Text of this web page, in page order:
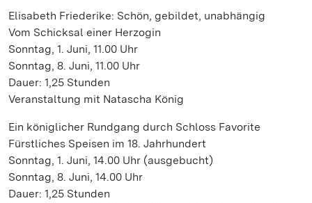
Elisabeth Friederike: Schön, gebildet, unabhängig
Vom Schicksal einer Herzogin
Sonntag, 1. Juni, 11.00 Uhr
Sonntag, 8. Juni, 11.00 Uhr
Dauer: 1,25 Stunden
Veranstaltung mit Natascha König
Ein königlicher Rundgang durch Schloss Favorite
Fürstliches Speisen im 18. Jahrhundert
Sonntag, 1. Juni, 14.00 Uhr (ausgebucht)
Sonntag, 8. Juni, 14.00 Uhr
Dauer: 1,25 Stunden